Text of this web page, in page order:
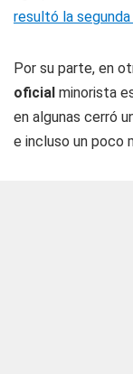
resultó la
Por su parte, en
oficial minorista
en algunas cerró
e incluso un poco